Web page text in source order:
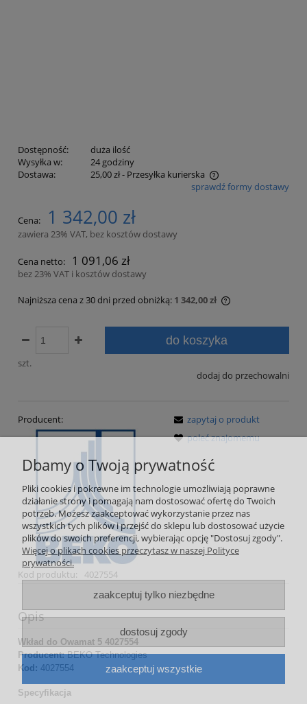
Dostępność:
duża ilość
Wysyłka w:
24 godziny
Dostawa:
25,00 zł- Przesyłka kurierska
Cena nie zawiera ewentualnych kosztów płatnościsprawdź formy dostawy
Cena: 1 342,00 zł
zawiera 23% VAT, bez kosztów dostawy
Cena netto: 1 091,06 zł
bez 23% VAT i kosztów dostawy
Najniższa cena z 30 dni przed obniżką: 1 342,00 zł
30 dni,
sprzedaży.
szt.
do koszyka
dodaj do przechowalni
Producent:
Kod produktu: 4027554
zapytaj o produkt
poleć znajomemu
Opis
Wkład do Owamat 5 4027554
Producent:BEKO Technologies
Kod: 4027554
Specyfikacja
Dbamy o Twoją prywatność
Pliki cookies i pokrewne im technologie umożliwiają poprawne
działanie strony i pomagają nam dostosować ofertę do Twoich
potrzeb. Możesz zaakceptować wykorzystanie przez nas
wszystkich tych plików i przejść do sklepu lub dostosować użycie
plików do swoich preferencji, wybierając opcję "Dostosuj zgody".
Więcej o plikach cookies przeczytasz w naszej Polityce
prywatności.
zaakceptuj tylko niezbędne
dostosuj zgody
zaakceptuj wszystkie